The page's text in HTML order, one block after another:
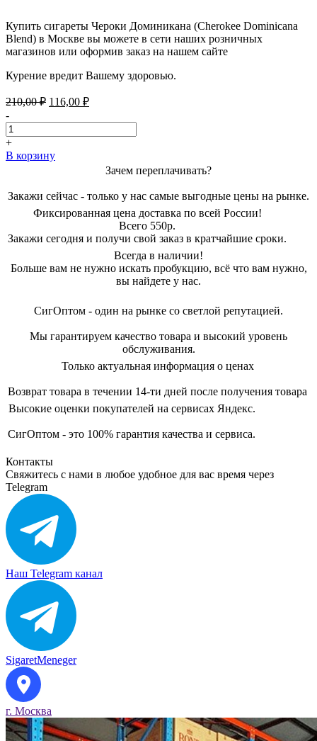
Купить сигареты Чероки Доминикана (Cherokee Dominicana
Blend) в Москве вы можете в сети наших розничных
магазинов или оформив заказ на нашем сайте
Курение вредит Вашему здоровью.
210,00₽ Первоначальная
составляла
210,00 ₽.
116,00 ₽Текущая
116,00 ₽.
-
+
В корзину
Зачем переплачивать?
Закажи сейчас - только у нас самые выгодные цены на рынке.
Фиксированная цена доставка по всей России!
Всего 550р.
Закажи сегодня и получи свой заказ в кратчайшие сроки.
Всегда в наличии!
Больше вам не нужно искать пробукцию, всё что вам нужно,
вы найдете у нас.
СигОптом - один на рынке со светлой репутацией.
Мы гарантируем качество товара и высокий уровень
обслуживания.
Только актуальная информация о ценах
Возврат товара в течении 14-ти дней после получения товара
Высокие оценки покупателей на сервисах Яндекс.
СигОптом - это 100% гарантия качества и сервиса.
Контакты
Свяжитесь с нами в любое удобное для вас время через
Telegram
Наш Telegram канал
SigaretMeneger
г. Москва